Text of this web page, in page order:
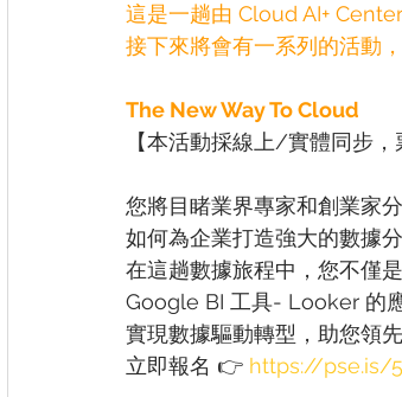
這是一趟由 Cloud AI+
接下來將會有一系列的活動
The New Way To Cloud
【本活動採線上/實體同步，
您將目睹業界專家和創業家
如何為企業打造強大的數據
在這趟數據旅程中，您不僅
Google BI 工具- Looker 的
實現數據驅動轉型，助您領先
立即報名 👉 https://pse.is/